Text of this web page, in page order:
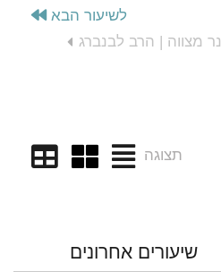
לשיעור הבא
נר מצווה | הרב לבנברג
תצוגה
שיעורים אחרונים